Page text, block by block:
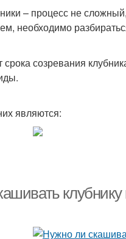
– процесс не
необходимо
срока созревания
являются: